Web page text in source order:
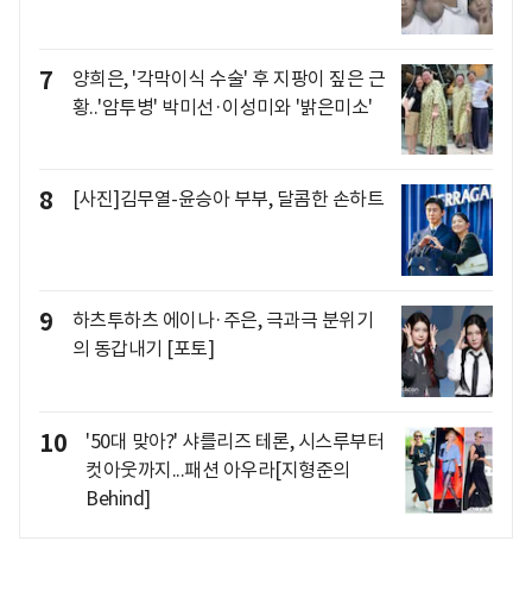
7
양희은, '각막이식 수술' 후 지팡이 짚은 근
황..'암투병' 박미선·이성미와 '밝은미소'
8 [사진]김무열-윤승아 부부, 달콤한 손하트
9
하츠투하츠 에이나·주은, 극과극 분위기
의 동갑내기 [포토]
10
'50대 맞아?' 샤를리즈 테론, 시스루부터
컷아웃까지...패션 아우라[지형준의
Behind]